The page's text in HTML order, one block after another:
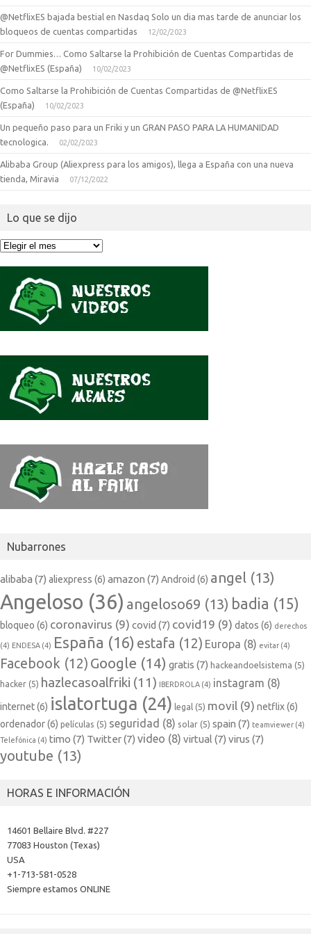
@NetflixES bajada bestial en Nasdaq Solo un dia mas tarde de anunciar los
bloqueos de cuentas compartidas
12/02/2023
For Dummies… Como Saltarse la Prohibición de Cuentas Compartidas de
@NetflixES (España)
10/02/2023
Como Saltarse la Prohibición de Cuentas Compartidas de @NetflixES
(España)
10/02/2023
Un pequeño paso para un Friki y un GRAN PASO PARA LA HUMANIDAD
tecnologica.
02/02/2023
Alibaba Group (Aliexpress para los amigos), llega a España con una nueva
tienda, Miravia
07/12/2022
Lo que se dijo
Lo
Nubarrones
alibaba (7) aliexpress (6) amazon (7) Android (6) angel (13)
Angeloso (36) angeloso69 (13) badia (15)
bloqueo (6) coronavirus (9) covid (7) covid19 (9) datos (6) derechos
(4) ENDESA (4) España (16) estafa (12) Europa (8) evitar (4)
Facebook (12) Google (14) gratis (7) hackeandoelsistema (5)
hacker (5) hazlecasoalfriki (11) IBERDROLA (4) instagram (8)
internet(6) islatortuga (24) legal (5) movil (9) netflix(6)
ordenador(6) películas (5) seguridad (8) solar (5) spain (7) teamviewer (4)
Telefónica (4) timo (7) Twitter(7) video (8) virtual (7) virus (7)
youtube (13)
HORAS E INFORMACIÓN
14601 Bellaire Blvd. #227
77083 Houston (Texas)
USA
+1-713-581-0528
Siempre estamos ONLINE